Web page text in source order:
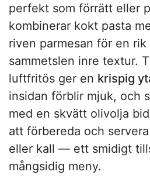
perfekt som förrätt eller
kombinerar kokt pasta
riven parmesan för en rik
sammetslen inre textur.
luftfritös ger en krispig
insidan förblir mjuk, och
med en skvätt olivolja
att förbereda och
eller kall — ett smidigt
mångsidig meny.